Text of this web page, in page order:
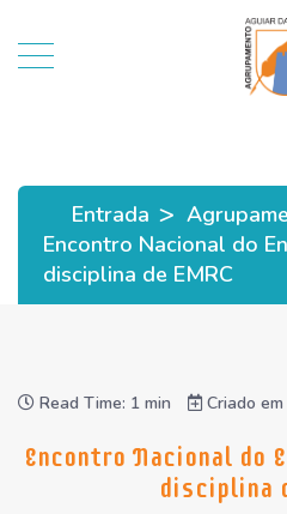
Entrada >
Encontro Nacional do
disciplina de EMRC
Read Time: 1 min Criado
Encontro Nacional do
disciplina